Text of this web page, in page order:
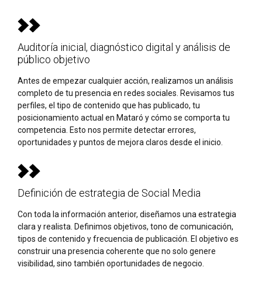
Auditoría inicial, diagnóstico digital y análisis de
público objetivo
Antes de empezar cualquier acción, realizamos un análisis
completo de tu presencia en redes sociales. Revisamos tus
perfiles, el tipo de contenido que has publicado, tu
posicionamiento actual en Mataró y cómo se comporta tu
competencia. Esto nos permite detectar errores,
oportunidades y puntos de mejora claros desde el inicio.
Definición de estrategia de Social Media
Con toda la información anterior, diseñamos una estrategia
clara y realista. Definimos objetivos, tono de comunicación,
tipos de contenido y frecuencia de publicación. El objetivo es
construir una presencia coherente que no solo genere
visibilidad, sino también oportunidades de negocio.